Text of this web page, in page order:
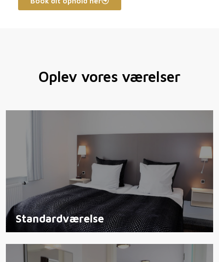
Oplev vores værelser
Standardværelse